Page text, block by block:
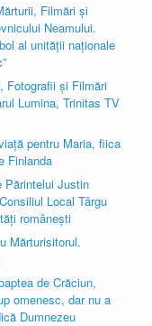
Filmări și
Neamului.
al unității naționale
Fotografii şi Filmări
Lumina, Trinitas TV
pentru Maria, fiica
Finlanda
Părintelui Justin
Local Târgu
româneşti
Mărturisitorul.
de Crăciun,
omenesc, dar nu a
Dumnezeu